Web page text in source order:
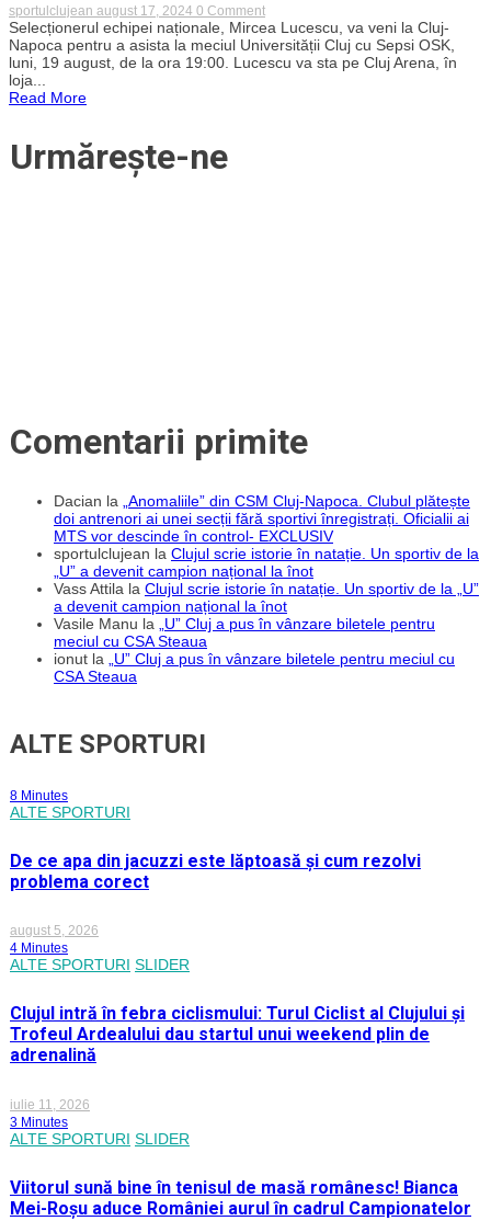
sportulclujean august 17, 2024 0 Commenton
Selecționerul
Mircea
Lucescu
vine
Selecționerul echipei naționale, Mircea Lucescu, va veni la Cluj-
Napoca pentru a asista la meciul Universității Cluj cu Sepsi OSK,
luni, 19 august, de la ora 19:00. Lucescu va sta pe Cluj Arena, în
loja...
Read More
Urmărește-ne
Comentarii primite
Dacian la
„Anomaliile” din CSM Cluj-Napoca. Clubul plătește
doi antrenori ai unei secții fără sportivi înregistrați. Oficialii ai
MTS vor descinde în control- EXCLUSIV
sportulclujean la Clujul scrie istorie în natație. Un sportiv de la
„U” a devenit campion național la înot
Vass Attila la Clujul scrie istorie în natație. Un sportiv de la „U”
a devenit campion național la înot
Vasile Manu la
„U” Cluj a pus în vânzare biletele pentru
meciul cu CSA Steaua
ionut la
„U” Cluj a pus în vânzare biletele pentru meciul cu
CSA Steaua
ALTE SPORTURI
8 Minutes
ALTE SPORTURI
De ce apa din jacuzzi este lăptoasă și cum rezolvi
problema corect
august 5, 2026
4 Minutes
ALTE SPORTURI SLIDER
Clujul intră în febra ciclismului: Turul Ciclist al Clujului și
Trofeul Ardealului dau startul unui weekend plin de
adrenalină
iulie 11, 2026
3 Minutes
ALTE SPORTURI SLIDER
Viitorul sună bine în tenisul de masă românesc! Bianca
Mei-Roșu aduce României aurul în cadrul Campionatelor